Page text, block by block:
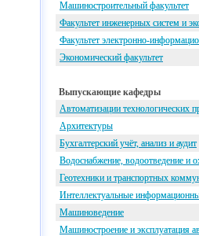
Машиностроительный факультет
Факультет инженерных систем и
Факультет электронно-
Экономический факультет
Выпускающие кафедры
Автоматизации технологических
Архитектуры
Бухгалтерский учёт, анализ и аудит
Водоснабжение, водоотведение и
Геотехники и транспортных
Интеллектуальные
Машиноведение
Машиностроение и эксплуатация